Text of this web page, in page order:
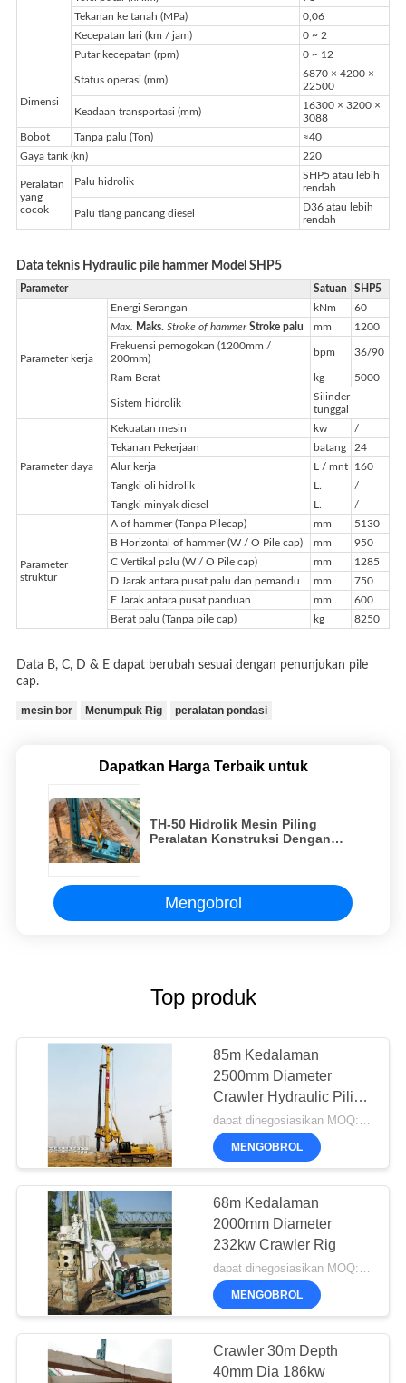
Tekanan ke tanah (MPa)
0,06
Kecepatan lari (km / jam)
0 ~ 2
Putar kecepatan (rpm)
0 ~ 12
Dimensi
Status operasi (mm)
6870 × 4200 ×
22500
Keadaan transportasi (mm)
16300 × 3200 ×
3088
Bobot
Tanpa palu (Ton)
≈40
Gaya tarik (kn)
220
Peralatan
yang
cocok
Palu hidrolik
SHP5 atau lebih
rendah
Palu tiang pancang diesel
D36 atau lebih
rendah
Data teknis Hydraulic pile hammer Model SHP5
Parameter Satuan SHP5
Parameter kerja
Energi Serangan kNm
60
Max. Maks. Stroke of hammer Stroke palu mm
1200
Frekuensi pemogokan (1200mm /
200mm)
bpm 36/90
Ram Berat kg 5000
Sistem hidrolik
Silinder
tunggal
Parameter daya
Kekuatan mesin kw
/
Tekanan Pekerjaan
batang
24
Alur kerja
L / mnt
160
Tangki oli hidrolik
L.
/
Tangki minyak diesel
L. /
Parameter
struktur
A of hammer (Tanpa Pilecap) mm
5130
B Horizontal of hammer (W / O Pile cap)
mm
950
C Vertikal palu (W / O Pile cap)
mm
1285
D Jarak antara pusat palu dan pemandu
mm
750
E Jarak antara pusat panduan
mm
600
Berat palu (Tanpa pile cap)
kg 8250
Data B, C, D & E dapat berubah sesuai dengan penunjukan pile
cap.
mesin bor Menumpuk Rig peralatan pondasi
Dapatkan Harga Terbaik untuk
TH-50 Hidrolik Mesin Piling
Peralatan Konstruksi Dengan
Mengobrol
Top produk
85m Kedalaman
2500mm Diameter
Crawler Hydraulic Piling
Rig
dapat dinegosiasikan MOQ:1 set
MENGOBROL
68m Kedalaman
2000mm Diameter
232kw Crawler Rig
dapat dinegosiasikan MOQ:1 set
MENGOBROL
Crawler 30m Depth
40mm Dia 186kw